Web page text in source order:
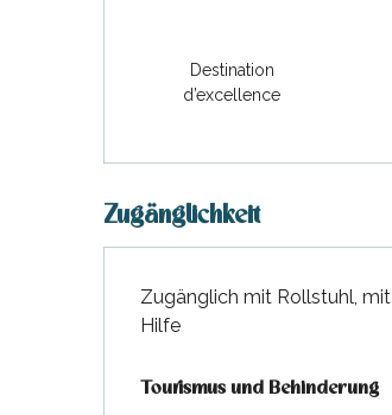
Destination
d’excellence
Zugänglichkeit
Zugänglich mit Rollstuhl, mit
Hilfe
Tourismus und Behinderung
Tourismus und Behinderung